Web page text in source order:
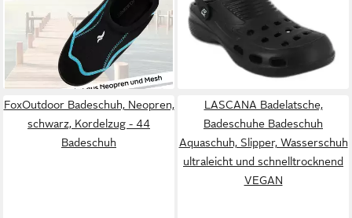
Mit praktischer Grip-Sohle
Wasserschuh (Strand &
Abenteuer – Herren-
Badeschuh-Set für
Sommertrips) Allround-
Sommerlösung – Herren
Schuhe für Sand & Stein
ab 19,99 €
Mit Fersenriemen
17,50 € 19,99 €
(17,50 €/ 1 Paar)
-12%
FoxOutdoor Badeschuh, Neopren,
schwarz, Kordelzug - 44
Badeschuh
LASCANA Badelatsche,
Badeschuhe Badeschuh
Aquaschuh, Slipper, Wasserschuh
ultraleicht und schnelltrocknend
VEGAN